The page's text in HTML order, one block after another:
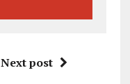
Next post